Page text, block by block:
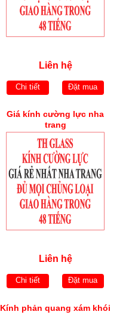
Liên hệ
Chi tiết Đặt mua
Giá kính cường lực nha
trang
Liên hệ
Chi tiết Đặt mua
Kính phản quang xám khói